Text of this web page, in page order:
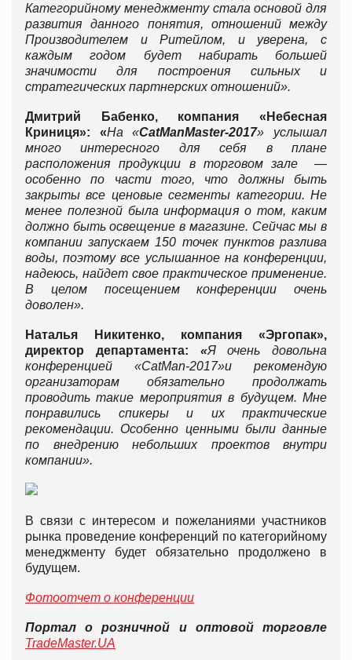
Категорийному менеджменту стала основой для
развития данного понятия, отношений между
Производителем и Ритейлом, и уверена, с
каждым годом будет набирать большей
значимости для построения сильных и
стратегических партнерских отношений».
Дмитрий Бабенко, компания «Небесная
Криниця»: «На«CatManMaster-2017» услышал
много интересного для себя в плане
расположения продукции в торговом зале —
особенно по части того, что должны быть
закрыты все ценовые сегменты категории. Не
менее полезной была информация о том, каким
должно быть освещение в магазине. Сейчас мы в
компании запускаем 150 точек пунктов разлива
воды, поэтому все услышанное на конференции,
надеюсь, найдет свое практическое применение.
В целом посещением конференции очень
доволен».
Наталья Никитенко, компания «Эргопак»,
директор департамента: «Я очень довольна
конференцией «CatMan-2017»и рекомендую
организаторам обязательно продолжать
проводить такие мероприятия в будущем. Мне
понравились спикеры и их практические
рекомендации. Особенно ценными были данные
по внедрению небольших проектов внутри
компании».
В связи с интересом и пожеланиями участников
рынка проведение конференций по категорийному
менеджменту будет обязательно продолжено в
будущем.
Фотоотчет о конференции
Портал о розничной и оптовой торговле
TradeMaster.UA